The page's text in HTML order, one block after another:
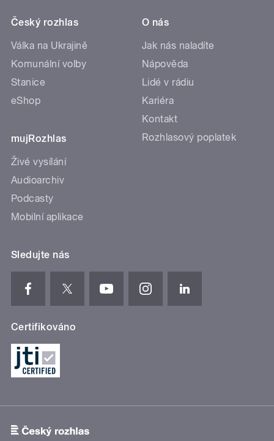
Český rozhlas
Válka na Ukrajině
Komunální volby
Stanice
eShop
mujRozhlas
Živé vysílání
Audioarchiv
Podcasty
Mobilní aplikace
O nás
Jak nás naladíte
Nápověda
Lidé v rádiu
Kariéra
Kontakt
Rozhlasový poplatek
Sledujte nás
Certifikováno